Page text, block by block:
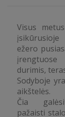
Visus
įsikūrusioje
ežero
durimis,
Sodyboje
aikštelės.
Čia
pažaisti